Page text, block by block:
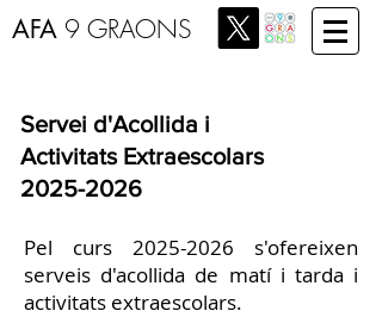
AFA 9 GRAONS
Servei d'Acollida i
Activitats Extraescolars
2025-2026
Pel curs 2025-2026 s'ofereixen
serveis d'acollida de matí i tarda i
activitats extraescolars.